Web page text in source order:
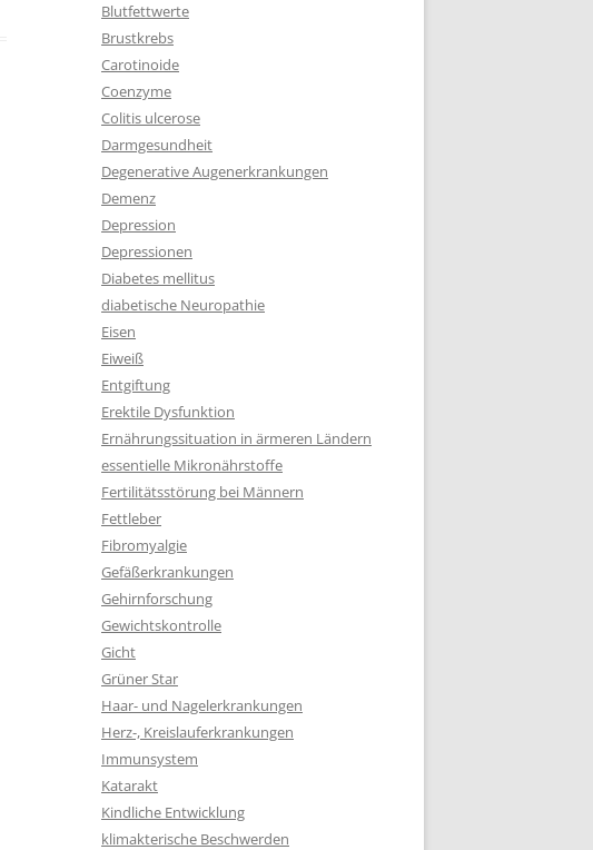
Blutfettwerte
Brustkrebs
Carotinoide
Coenzyme
Colitis ulcerose
Darmgesundheit
Degenerative Augenerkrankungen
Demenz
Depression
Depressionen
Diabetes mellitus
diabetische Neuropathie
Eisen
Eiweiß
Entgiftung
Erektile Dysfunktion
Ernährungssituation in ärmeren Ländern
essentielle Mikronährstoffe
Fertilitätsstörung bei Männern
Fettleber
Fibromyalgie
Gefäßerkrankungen
Gehirnforschung
Gewichtskontrolle
Gicht
Grüner Star
Haar- und Nagelerkrankungen
Herz-, Kreislauferkrankungen
Immunsystem
Katarakt
Kindliche Entwicklung
klimakterische Beschwerden